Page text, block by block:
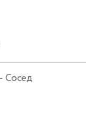
Сосед